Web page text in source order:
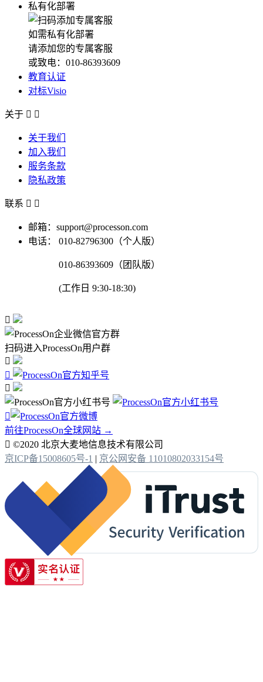
私有化部署
如需私有化部署
请添加您的专属客服
或致电：010-86393609
教育认证
对标Visio
关于  
关于我们
加入我们
服务条款
隐私政策
联系  
邮箱：support@processon.com
电话：
010-82796300（个人版）
010-86393609（团队版）
(工作日 9:30-18:30)

扫码进入ProcessOn用户群




前往ProcessOn全球网站 →
 ©2020 北京大麦地信息技术有限公司
京ICP备15008605号-1 | 京公网安备 11010802033154号